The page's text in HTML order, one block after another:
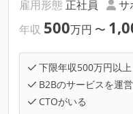
雇用形態 正社員 サ
年収 500万円 〜
下限年収500万円以上
B2Bのサービスを運営
CTOがいる